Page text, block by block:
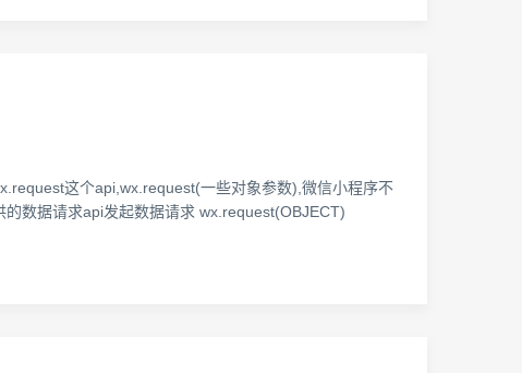
这个api,wx.request(一些对象参数),微信小程序不
数据请求api发起数据请求 wx.request(OBJECT)